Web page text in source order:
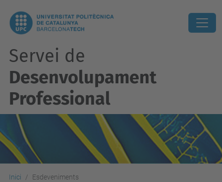
Servei de
Desenvolupament
Professional
Inici Esdeveniments